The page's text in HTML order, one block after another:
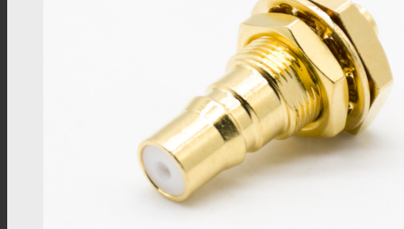
MMCX连接器